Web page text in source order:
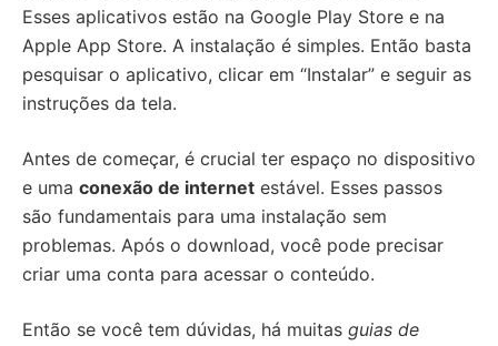
Esses aplicativos estão na Google Play Store e na
Apple App Store. A instalação é simples. Então basta
pesquisar o aplicativo, clicar em “Instalar” e seguir as
instruções da tela.
Antes de começar, é crucial ter espaço no dispositivo
e uma conexão de internet estável. Esses passos
são fundamentais para uma instalação sem
problemas. Após o download, você pode precisar
criar uma conta para acessar o conteúdo.
Então se você tem dúvidas, há muitas guias de